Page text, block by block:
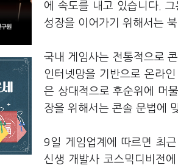
에 속도를 내고 있습니다.
성장을 이어가기 위해서는
국내 게임사는 전통적으로
인터넷망을 기반으로 온라
은 상대적으로 후순위에 머
장을 위해서는 콘솔 문법에
9일 게임업계에 따르면 최근
신생 개발사 코스믹디비전